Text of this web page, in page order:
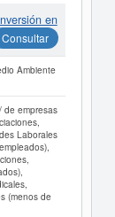
en
Consultar
Ambiente
de empresas
Laborales
(menos de